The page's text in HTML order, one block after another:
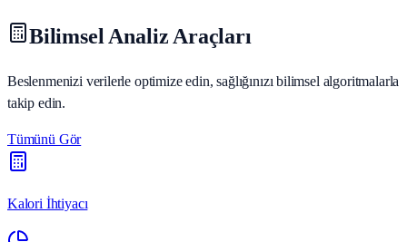
Bilimsel Analiz Araçları
Beslenmenizi verilerle optimize edin, sağlığınızı bilimsel algoritmalarla
takip edin.
Tümünü Gör
Kalori İhtiyacı